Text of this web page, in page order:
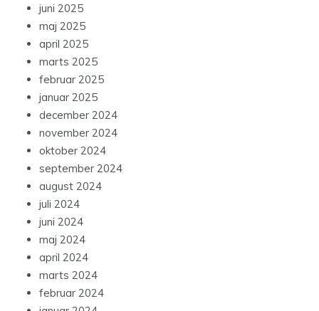
juni 2025
maj 2025
april 2025
marts 2025
februar 2025
januar 2025
december 2024
november 2024
oktober 2024
september 2024
august 2024
juli 2024
juni 2024
maj 2024
april 2024
marts 2024
februar 2024